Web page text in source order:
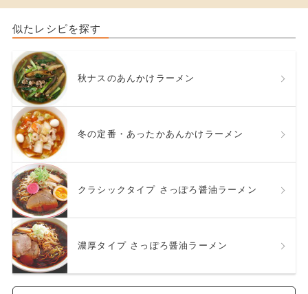
似たレシピを探す
秋ナスのあんかけラーメン
冬の定番・あったかあんかけラーメン
クラシックタイプ さっぽろ醤油ラーメン
濃厚タイプ さっぽろ醤油ラーメン